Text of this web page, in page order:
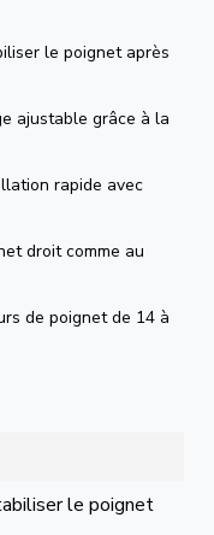
le poignet après
ajustable grâce à la
rapide avec
droit comme au
de poignet de 14 à
le poignet